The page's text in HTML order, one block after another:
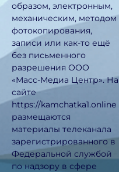
образом, электронным,
механическим, методом
фотокопирования,
записи или как-то ещё
без письменного
разрешения ООО
«Масс-Медиа Центр». На
сайте
https://kamchatka1.online
размещаются
материалы телеканала
зарегистрированного в
Федеральной службой
по надзору в сфере